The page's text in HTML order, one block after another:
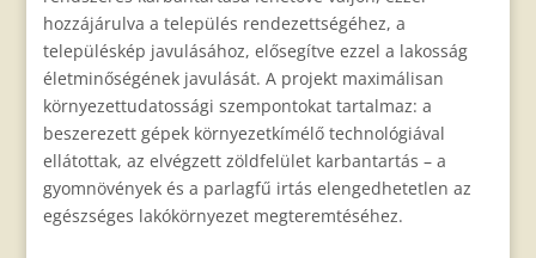
hozzájárulva a település rendezettségéhez, a
településkép javulásához, elősegítve ezzel a lakosság
életminőségének javulását. A projekt maximálisan
környezettudatossági szempontokat tartalmaz: a
beszerezett gépek környezetkímélő technológiával
ellátottak, az elvégzett zöldfelület karbantartás – a
gyomnövények és a parlagfű irtás elengedhetetlen az
egészséges lakókörnyezet megteremtéséhez.